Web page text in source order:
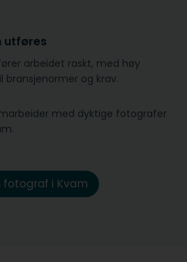
utføres
arbeidet raskt, med høy
bransje­normer og krav.
med dyktige fotografer
fotograf i Kvam